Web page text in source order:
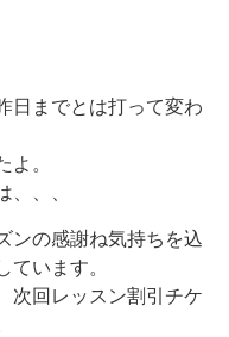
日までとは打って変わ
。
、、
ンの感謝ね気持ちを込
います。
次回レッスン割引チケ